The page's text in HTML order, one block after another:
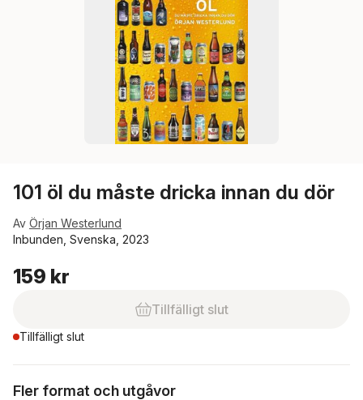
101 öl du måste dricka innan du dör
Av Örjan Westerlund
Inbunden, Svenska, 2023
159 kr
Tillfälligt slut
Tillfälligt slut
Fler format och utgåvor